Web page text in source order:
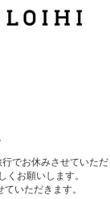
でお休みさせていただ
くお願いします。
いただきます。